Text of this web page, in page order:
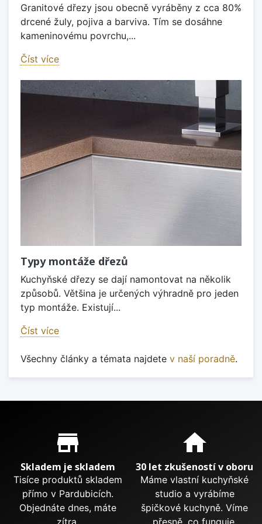
Granitové dřezy jsou obecně vyráběny z cca 80%
drcené žuly, pojiva a barviva. Tím se dosáhne
kameninovému povrchu,...
Číst více
Typy montáže dřezů
Kuchyňské dřezy se dají namontovat na několik
způsobů. Většina je určených výhradně pro jeden
typ montáže. Existují...
Číst více
Všechny články a témata najdete v naší poradně.
Proč nakupovat u nás?
store_mall_directory
Skladem je skladem
Tisíce produktů skladem
přímo v Pardubicích.
Objednáte dnes, máte
zítra.
home
30 let zkušeností v oboru
Máme vlastní kuchyňské
studio a vyrábíme
špičkové kuchyně. Víme
přesně, co funguje.